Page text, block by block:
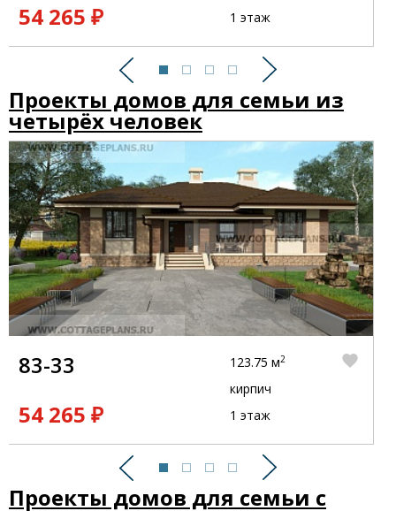
Предыдущий Следующий
54 265 ₽
1 этаж
Проекты домов для семьи из
четырёх человек
Предыдущий Следующий
83-33
54 265 ₽
123.75 м2
кирпич
1 этаж
Проекты домов для семьи с